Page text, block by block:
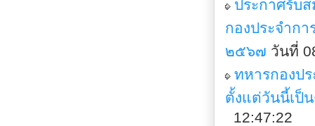
ประกาศรับ
กองประจำก
๒๕๖๗ วันที่
ทหารกองป
ตั้งแต่วันนี้เป็
12:47:22